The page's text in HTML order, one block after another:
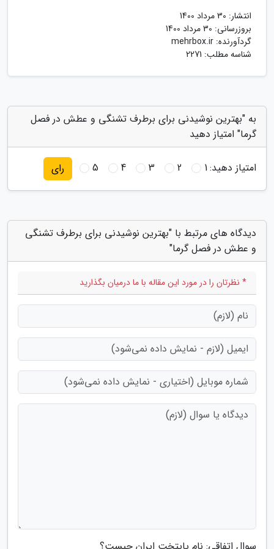
انتشار: 30 مرداد 1400
بروزرسانی: 30 مرداد 1400
گردآورنده: mehrbox.ir
شناسه مطلب: 2271
به "بهترین نوشیدنی برای برطرف تشنگی و عطش در فصل
گرما" امتیاز دهید
امتیاز دهید:1
2
3
4
5 رای
دیدگاه های مرتبط با "بهترین نوشیدنی برای برطرف تشنگی
و عطش در فصل گرما"
* نظرتان را در مورد این مقاله با ما درمیان بگذارید